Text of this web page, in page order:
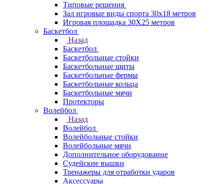
Типовые решения
Зал игровые виды спорта 30x18 метров
Игровая площадка 30Х25 метров
Баскетбол
Назад
Баскетбол
Баскетбольные стойки
Баскетбольные щиты
Баскетбольные фермы
Баскетбольные кольца
Баскетбольные мячи
Протекторы
Волейбол
Назад
Волейбол
Волейбольные стойки
Волейбольные мячи
Дополнительное оборудование
Судейские вышки
Тренажеры для отработки ударов
Аксессуары